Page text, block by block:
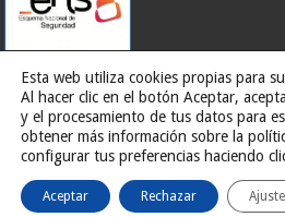
Web desarrollada porG13
Ilustre Ayuntamiento de
Esta web utiliza cookies propias para
Al hacer clic en el botón Aceptar,
y el procesamiento de tus datos para
obtener más información sobre la
configurar tus preferencias haciendo
Aceptar Rechazar